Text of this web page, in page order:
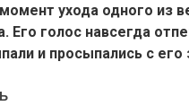
ухода одного из
Его голос навсегда
и просыпались с его